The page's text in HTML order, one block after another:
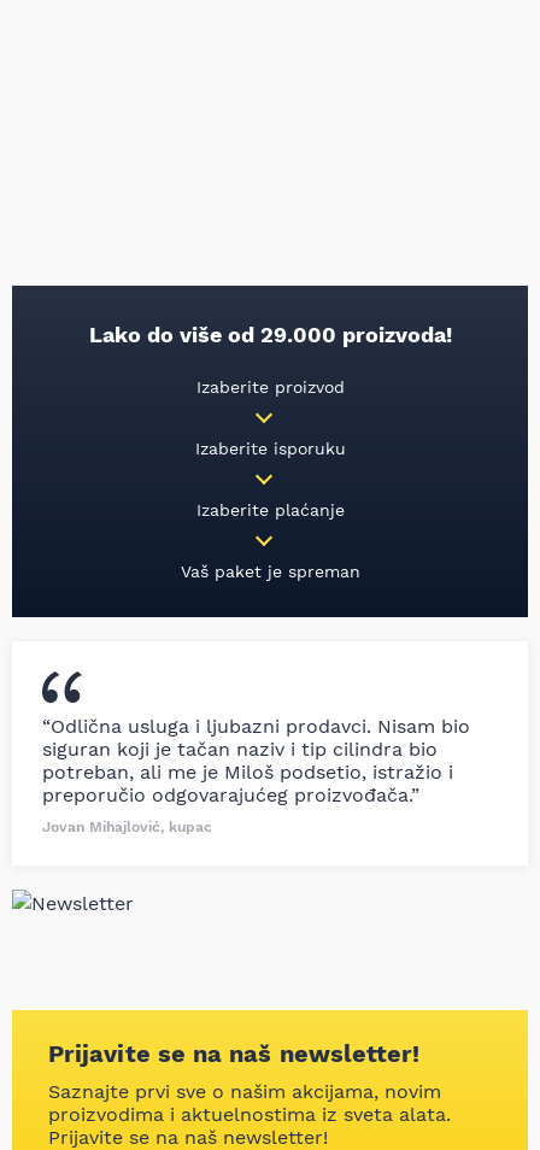
Lako do više od 29.000 proizvoda!
Izaberite proizvod
Izaberite isporuku
Izaberite plaćanje
Vaš paket je spreman
“Odlična usluga i ljubazni prodavci. Nisam bio
siguran koji je tačan naziv i tip cilindra bio
potreban, ali me je Miloš podsetio, istražio i
preporučio odgovarajućeg proizvođača.”
Jovan Mihajlović, kupac
Prijavite se na naš newsletter!
Saznajte prvi sve o našim akcijama, novim
proizvodima i aktuelnostima iz sveta alata.
Prijavite se na naš newsletter!